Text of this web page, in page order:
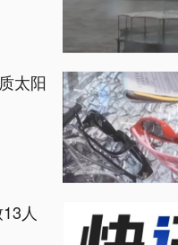
太阳
人